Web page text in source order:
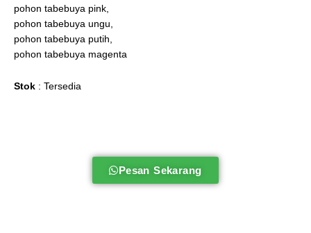
pohon tabebuya pink,
pohon tabebuya ungu,
pohon tabebuya putih,
pohon tabebuya magenta
Stok : Tersedia
Pesan Sekarang